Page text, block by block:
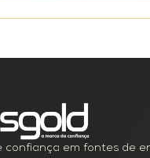
confiança em fontes de